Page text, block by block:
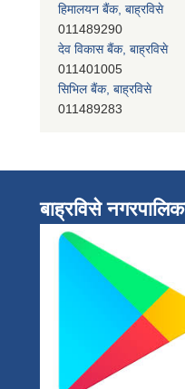
हिमालयन बैंक, बाह्रविसे
011489290
देव विकास बैंक, बाह्रविसे
011401005
सिभिल बैंक, बाह्रविसे
011489283
बाह्रविसे